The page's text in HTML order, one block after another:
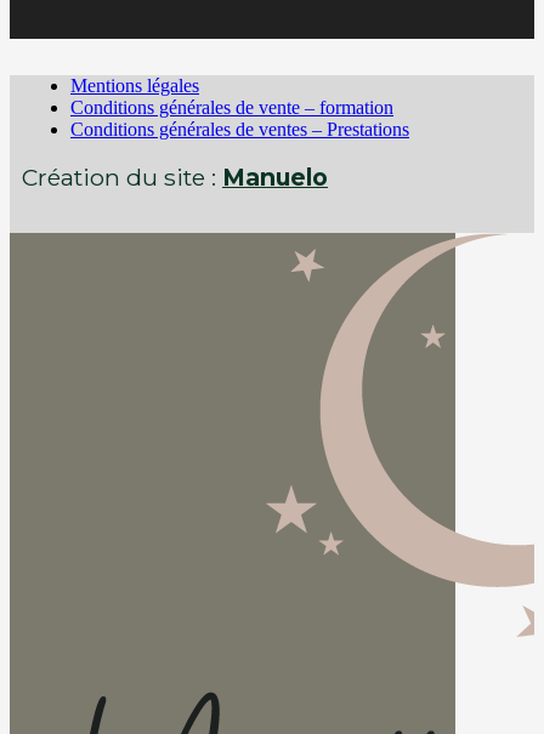
Mentions légales
Conditions générales de vente – formation
Conditions générales de ventes – Prestations
Création du site : Manuelo